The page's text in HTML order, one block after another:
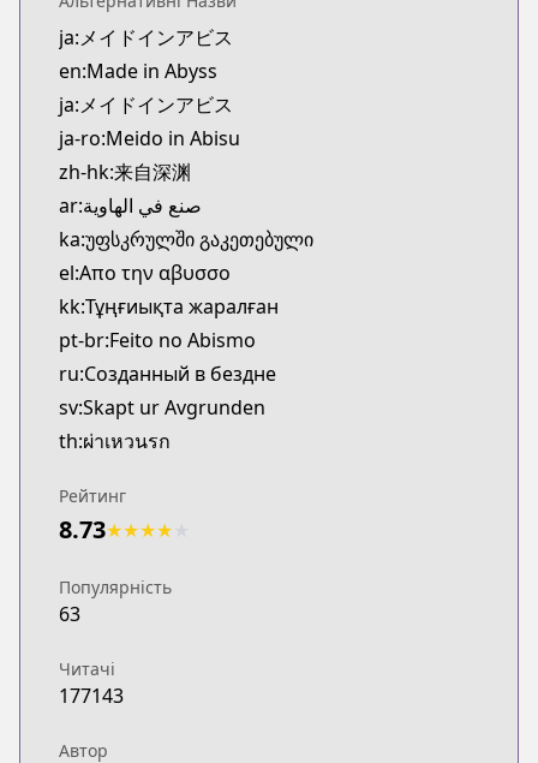
Kitsu
https://kitsu.app/manga/38449
CDJapan
CDJapan
https://www.anime-planet.com/manga/https://
MangaUpdates
MangaUpdates
https://www.mangaupdates.com/
Book☆Walker
Book☆Walker
https://bookwalker.jp/series/17273
Official English
Official English
https://sevenseasentertainment.com/series/
ja:メイドインアビス
en:Made in Abyss
ja:メイドインアビス
ja-ro:Meido in Abisu
zh-hk:来自深渊
ar:صنع في الهاوية
ka:უფსკრულში გაკეთებული
el:Απο την αβυσσο
kk:Тұңғиықта жаралған
pt-br:Feito no Abismo
ru:Созданный в бездне
sv:Skapt ur Avgrunden
th:ผ่าเหวนรก
Рейтинг
8.73★★★★
Популярність
63
Читачі
177143
Автор